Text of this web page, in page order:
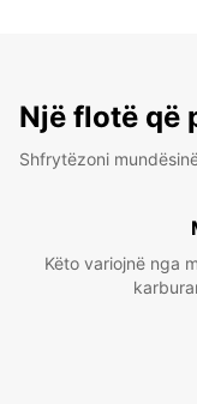
Një flotë që
Shfrytëzoni
Këto variojnë nga